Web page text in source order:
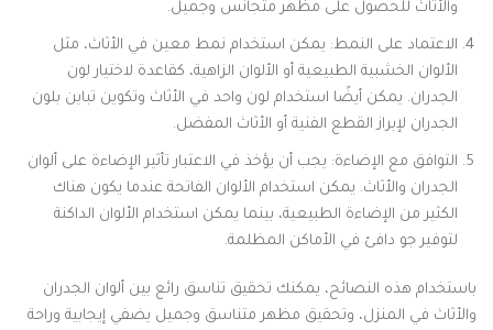
والأثاث للحصول على مظهر متجانس وجميل.
الاعتماد على النمط: يمكن استخدام نمط معين في الأثاث، مثل
الألوان الخشبية الطبيعية أو الألوان الزاهية، كقاعدة لاختيار لون
الجدران. يمكن أيضًا استخدام لون واحد في الأثاث وتكوين تباين بلون
الجدران لإبراز القطع الفنية أو الأثاث المفضل.
التوافق مع الإضاءة: يجب أن يؤخذ في الاعتبار تأثير الإضاءة على ألوان
الجدران والأثاث. يمكن استخدام الألوان الفاتحة عندما يكون هناك
الكثير من الإضاءة الطبيعية، بينما يمكن استخدام الألوان الداكنة
لتوفير جو دافئ في الأماكن المظلمة.
باستخدام هذه النصائح، يمكنك تحقيق تناسق رائع بين ألوان الجدران
والأثاث في المنزل، وتحقيق مظهر متناسق وجميل يضفي إيجابية وراحة